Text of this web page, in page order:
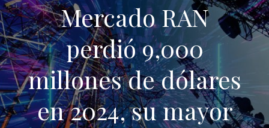
Mercado RAN
perdió 9,000
millones de dólares
en 2024, su mayor